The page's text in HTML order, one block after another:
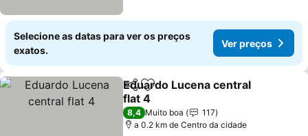
Selecione as datas para ver os preços
exatos.
Ver preços
PartilharAdicionar aos favoritos
Eduardo Lucena central
flat 4
Ver preços
8,4 Muito boa
117
a 0.2 km de Centro da cidade